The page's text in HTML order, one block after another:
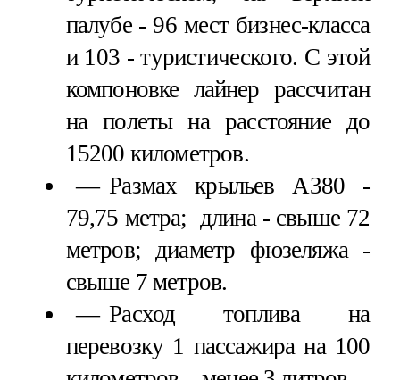
палубе - 96 мест бизнес-класса
и 103 - туристического. С этой
компоновке лайнер рассчитан
на полеты на расстояние до
15200 километров.
Размах крыльев А380 -
79,75 метра; длина - свыше 72
метров; диаметр фюзеляжа -
свыше 7 метров.
Расход топлива на
перевозку 1 пассажира на 100